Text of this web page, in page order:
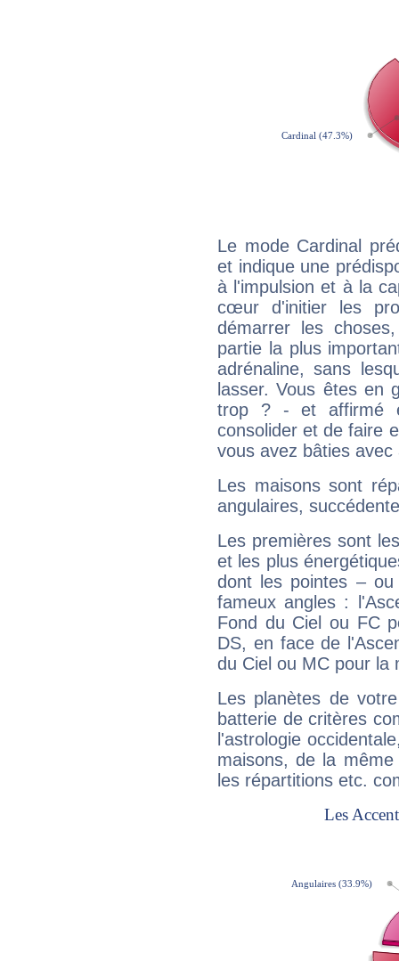
Le mode Cardinal
et indique une
à l'impulsion et à la
cœur d'initier les
démarrer les
partie la plus
adrénaline, sans
lasser. Vous êtes en
trop ? - et affirmé
consolider et de faire
vous avez bâties avec
Les maisons sont
angulaires,
Les premières sont
et les plus
dont les pointes –
fameux angles :
Fond du Ciel ou FC
DS, en face de
du Ciel ou MC pour la
Les planètes de
batterie de critères
l'astrologie
maisons, de la
les répartitions etc.